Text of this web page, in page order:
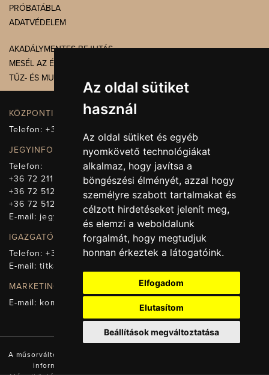
Az oldal sütiket
használ
Az oldal sütiket és egyéb
nyomkövető technológiákat
alkalmaz, hogy javítsa a
böngészési élményét, azzal hogy
személyre szabott tartalmakat és
célzott hirdetéseket jelenít meg,
és elemzi a weboldalunk
forgalmát, hogy megtudjuk
honnan érkeztek a látogatóink.
Elfogadom
Elutasítom
Beállítások megváltoztatása
PRÓBATÁBLA
ADATVÉDELEM
AKADÁLYMENTES BEJUTÁS
MESÉL AZ ÉPÜLET
TŰZ- ÉS MUNKAVÉDELEM
KÖZPONTI ELÉRHETŐSÉG, TELEFONKÖZPONT
Telefon:+36 72 512-660
JEGYINFORMÁCIÓ
Telefon:
+36 72 211-965
+36 72 512-669
+36 72 512-675
E-mail: jegy@pnsz.hu
IGAZGATÓSÁG, TITKÁRSÁG
Telefon:+36 72 512-671
E-mail:titkarsag@pnsz.hu
MARKETING, SAJTÓ, KOMMUNIKÁCIÓ
E-mail: kommunikacio@pnsz.hu
A műsorváltozás jogát fenntartjuk! A honlapon található valamennyi
információ a Pécsi Nemzeti Színház tulajdonát képezi.